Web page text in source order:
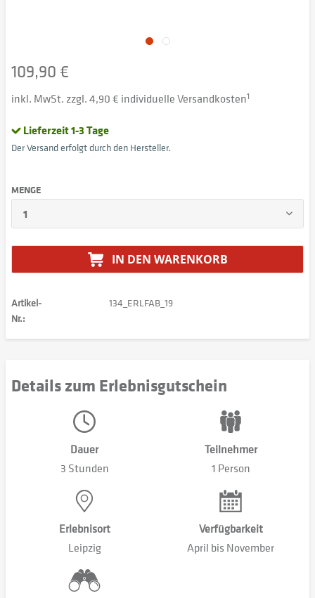
109,90 €
inkl. MwSt. zzgl. 4,90 € individuelle Versandkosten1
Lieferzeit 1-3 Tage
Der Versand erfolgt durch den Hersteller.
MENGE
IN DEN WARENKORB
Artikel-
Nr.:
134_ERLFAB_19
Details zum Erlebnisgutschein
Dauer
3 Stunden
Teilnehmer
1 Person
Erlebnisort
Leipzig
Verfügbarkeit
April bis November